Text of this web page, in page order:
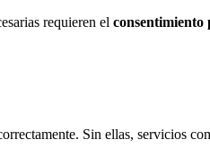
requieren el
Sin ellas, servicios